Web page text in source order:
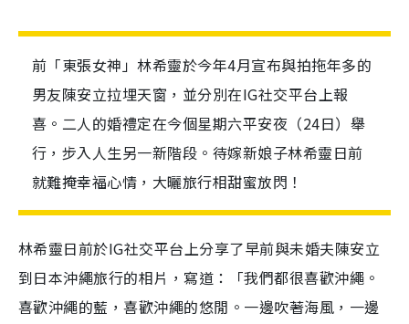
前「東張女神」林希靈於今年4月宣布與拍拖年多的
男友陳安立拉埋天窗，並分別在IG社交平台上報
喜。二人的婚禮定在今個星期六平安夜（24日）舉
行，步入人生另一新階段。待嫁新娘子林希靈日前
就難掩幸福心情，大曬旅行相甜蜜放閃！
林希靈日前於IG社交平台上分享了早前與未婚夫陳安立
到日本沖繩旅行的相片，寫道：「我們都很喜歡沖繩。
喜歡沖繩的藍，喜歡沖繩的悠閒。一邊吹著海風，一邊